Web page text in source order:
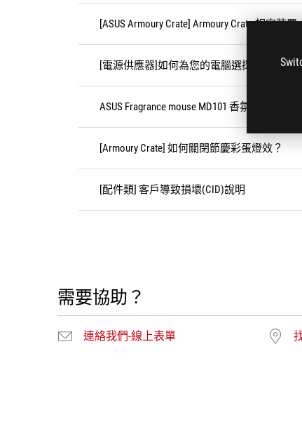
[ASUS Armoury Crate] Armoury Crate 相容裝置
[電源供應器]如何為您的電腦選擇合適的電
ASUS Fragrance mouse MD101 香氛滑鼠說明
[Armoury Crate] 如何關閉節慶彩蛋燈效？
[配件類] 客戶導致損壞(CID)說明
需要協助？
連絡我們-線上表單